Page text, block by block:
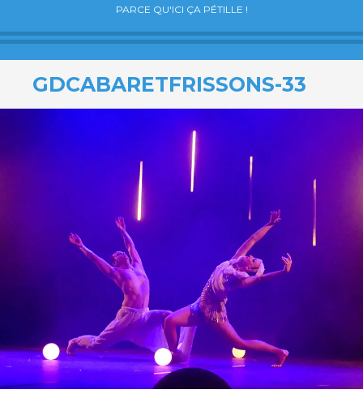
PARCE QU'ICI ÇA PÉTILLE !
GDCABARETFRISSONS-33